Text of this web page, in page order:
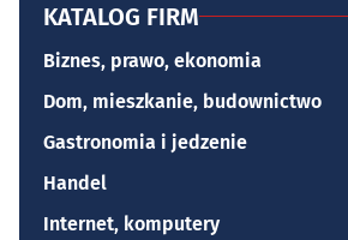
KATALOG FIRM
Biznes, prawo, ekonomia
Dom, mieszkanie, budownictwo
Gastronomia i jedzenie
Handel
Internet, komputery